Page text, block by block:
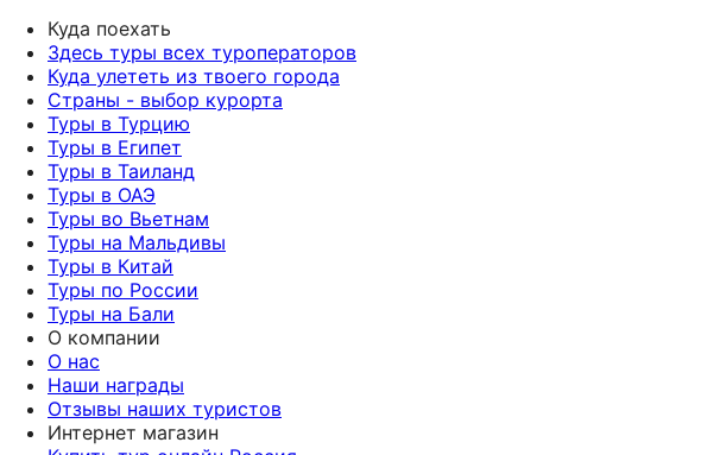
Куда поехать
Здесь туры всех туроператоров
Куда улететь из твоего города
Страны - выбор курорта
Туры в Турцию
Туры в Египет
Туры в Таиланд
Туры в ОАЭ
Туры во Вьетнам
Туры на Мальдивы
Туры в Китай
Туры по России
Туры на Бали
О компании
О нас
Наши награды
Отзывы наших туристов
Интернет магазин